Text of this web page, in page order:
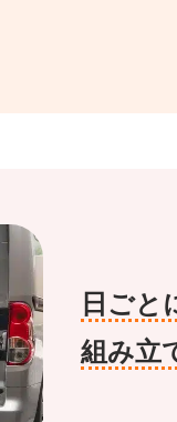
日ごと
組み立